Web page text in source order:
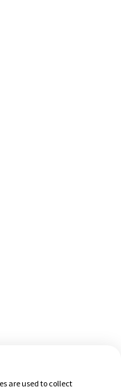
are used to collect